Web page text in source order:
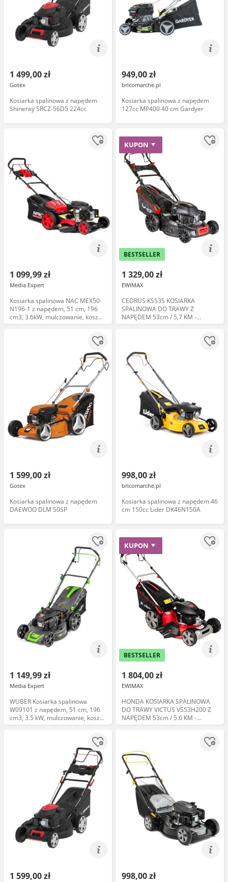
1 499,00 zł
Gotex
Kosiarka spalinowa z napędem
Shineray SRCZ-56D5 224cc
949,00 zł
bricomarche.pl
Kosiarka spalinowa z napędem
127cc MP400 40 cm Gardyer
1 099,99 zł
Media Expert
Kosiarka spalinowa NAC MEX50-
N196-1 z napędem, 51 cm, 196
cm3, 3.6kW, mulczowanie, kosz
60L
KUPON
BESTSELLER
1 329,00 zł
EWIMAX
CEDRUS KS53S KOSIARKA
SPALINOWA DO TRAWY Z
NAPĘDEM 53cm / 5,7 KM -
EWIMAX
1 599,00 zł
Gotex
Kosiarka spalinowa z napędem
DAEWOO DLM 50SP
998,00 zł
bricomarche.pl
Kosiarka spalinowa z napędem 46
cm 150cc Lider DK46N150A
1 149,99 zł
Media Expert
WUBER Kosiarka spalinowa
W09101 z napędem, 51 cm, 196
cm3, 3.5 kW, mulczowanie, kosz
70 L, silnik Loncin
KUPON
BESTSELLER
1 804,00 zł
EWIMAX
HONDA KOSIARKA SPALINOWA
DO TRAWY VICTUS VS53H200 Z
NAPĘDEM 53cm / 5.6 KM -
EWIMAX
1 599,00 zł 998,00 zł